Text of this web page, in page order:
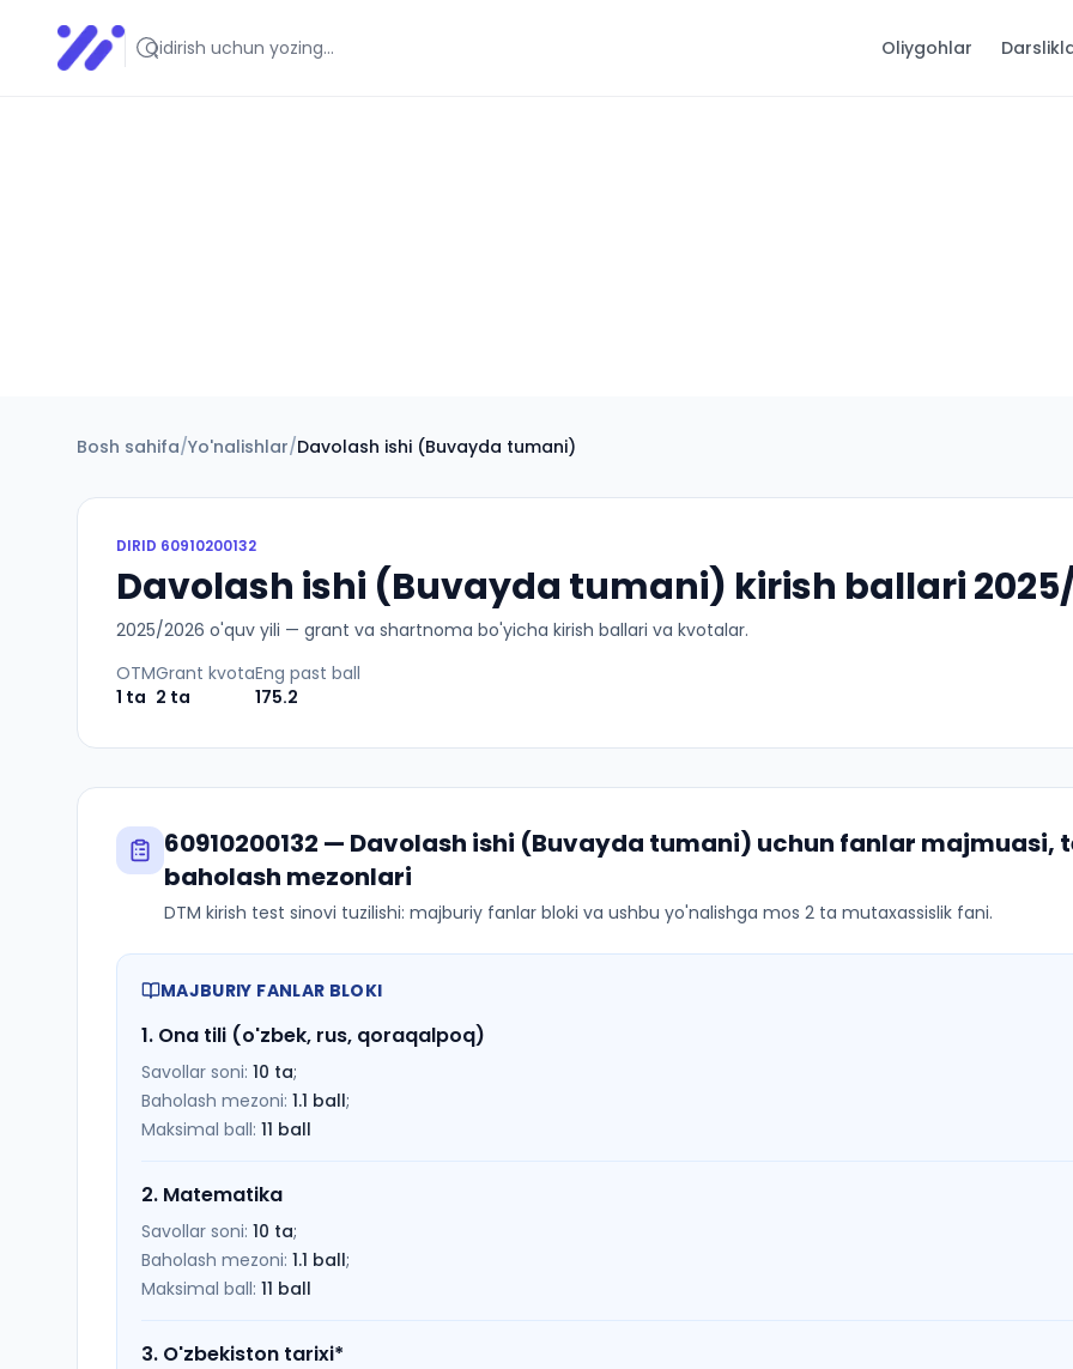
Infoedu
Ta&#039;lim xabarlari va yangiliklari Oliygohlar
Bosh sahifa/Yo'nalishlar/Davolash ishi (Buvayda tumani)
DIRID 60910200132
Davolash ishi (Buvayda tumani) kirish ballari
2025/2026 o'quv yili — grant va shartnoma bo'yicha kirish ballari va kvotalar.
OTM
1 ta
Grant kvota
2 ta
Eng past ball
175.2
60910200132 — Davolash ishi (Buvayda tumani) uchun fanlar majmuasi,
baholash mezonlari
DTM kirish test sinovi tuzilishi: majburiy fanlar bloki va ushbu yo'nalishga mos 2 ta mutaxassislik fani.
MAJBURIY FANLAR BLOKI
1. Ona tili (o'zbek, rus, qoraqalpoq)
Savollar soni: 10 ta;
Baholash mezoni: 1.1 ball;
Maksimal ball: 11 ball
2. Matematika
Savollar soni: 10 ta;
Baholash mezoni: 1.1 ball;
Maksimal ball: 11 ball
3. O'zbekiston tarixi*